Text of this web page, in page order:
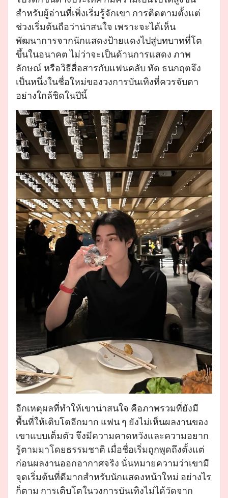
สำหรับผู้อ่านที่เพิ่งเริ่มรู้จักเขา การติดตามตั้งแต่
ช่วงเริ่มต้นถือว่าน่าสนใจ เพราะจะได้เห็น
พัฒนาการจากนักแสดงป้ายแดงไปสู่บทบาทที่โต
ขึ้นในอนาคต ไม่ว่าจะเป็นด้านการแสดง ภาพ
ลักษณ์ หรือวิธีสื่อสารกับแฟนคลับ ทัด ธนกฤตจึง
เป็นหนึ่งในชื่อใหม่ของวงการบันเทิงที่ควรจับตา
อย่างใกล้ชิดในปีนี้
อีกเหตุผลที่ทำให้เขาน่าสนใจ คือภาพรวมที่ยังมี
พื้นที่ให้เติบโตอีกมาก แฟน ๆ ยังไม่เห็นผลงานของ
เขาแบบเต็มตัว จึงมีความคาดหวังและความอยาก
รู้ตามมาโดยธรรมชาติ เมื่อชื่อเริ่มถูกพูดถึงตั้งแต่
ก่อนผลงานออกอากาศจริง นั่นหมายความว่าเขามี
จุดเริ่มต้นที่ดีมากสำหรับนักแสดงหน้าใหม่ อย่างไร
ก็ตาม การเติบโตในวงการบันเทิงไม่ได้วัดจาก